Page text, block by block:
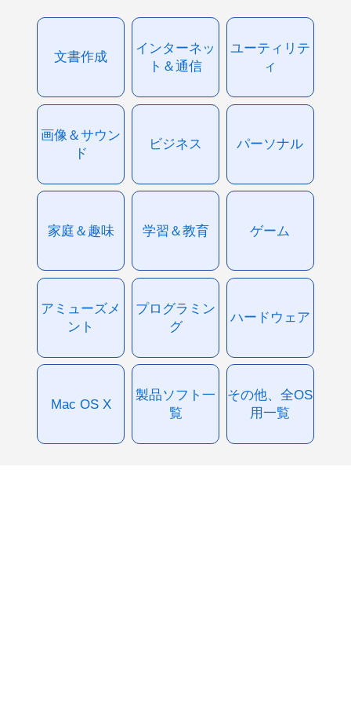
文書作成
インターネッ
ト＆通信
ユーティリテ
ィ
画像＆サウン
ド
ビジネス パーソナル
家庭＆趣味 学習＆教育 ゲーム
アミューズメ
ント
プログラミン
グ
ハードウェア
Mac OS X
製品ソフト一
覧
その他、全OS
用一覧